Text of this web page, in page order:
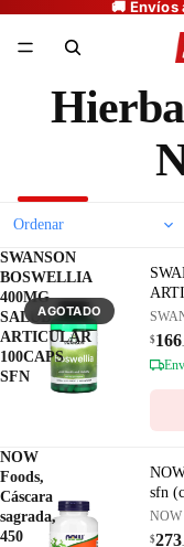
SWANSON
BOSWELLIA
400MG
SALUD
ARTICULAR
100CAPS
SFN
AGOTADO
$166
NOW
Foods,
Cáscara
sagrada,
450
sfn
NOW
$273